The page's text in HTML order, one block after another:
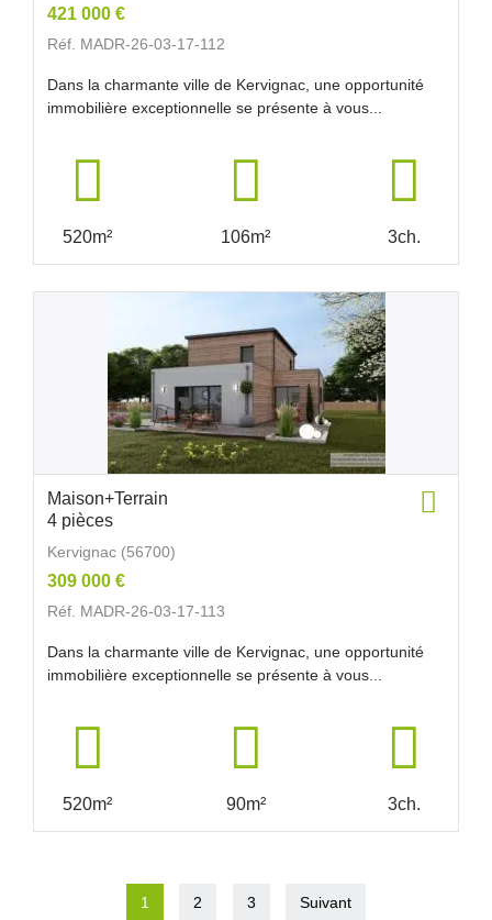
421 000 €
Réf. MADR-26-03-17-112
Dans la charmante ville de Kervignac, une opportunité
immobilière exceptionnelle se présente à vous...
520m² 106m² 3ch.
Maison+Terrain
4 pièces
Kervignac (56700)
309 000 €
Réf. MADR-26-03-17-113
Dans la charmante ville de Kervignac, une opportunité
immobilière exceptionnelle se présente à vous...
520m² 90m² 3ch.
1 2 3 Suivant